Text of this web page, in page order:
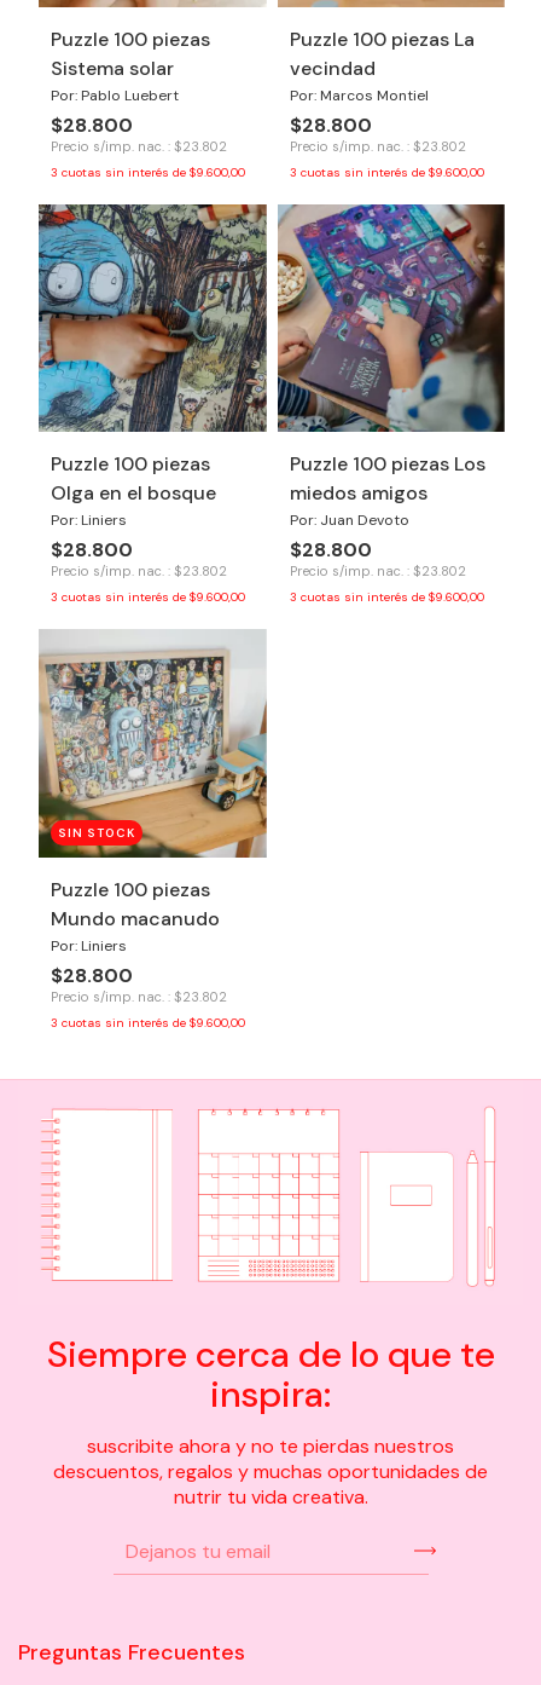
Puzzle 100 piezas
Sistema solar
Por: Pablo Luebert
$28.800
Precio s/imp. nac. : $23.802
3 cuotas sin interés de $9.600,00
Puzzle 100 piezas La
vecindad
Por: Marcos Montiel
$28.800
Precio s/imp. nac. : $23.802
3 cuotas sin interés de $9.600,00
Puzzle 100 piezas
Olga en el bosque
Por: Liniers
$28.800
Precio s/imp. nac. : $23.802
3 cuotas sin interés de $9.600,00
Puzzle 100 piezas Los
miedos amigos
Por: Juan Devoto
$28.800
Precio s/imp. nac. : $23.802
3 cuotas sin interés de $9.600,00
SIN STOCK
Puzzle 100 piezas
Mundo macanudo
Por: Liniers
$28.800
Precio s/imp. nac. : $23.802
3 cuotas sin interés de $9.600,00
Siempre cerca de lo que te
inspira:
suscribite ahora y no te pierdas nuestros
descuentos, regalos y muchas oportunidades de
nutrir tu vida creativa.
Preguntas Frecuentes